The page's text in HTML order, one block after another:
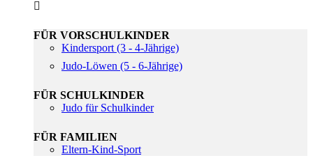
FÜR VORSCHULKINDER
Kindersport (3 - 4-Jährige)
Judo-Löwen (5 - 6-Jährige)
FÜR SCHULKINDER
Judo für Schulkinder
FÜR FAMILIEN
Eltern-Kind-Sport